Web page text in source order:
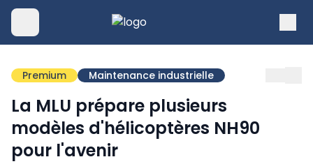
Premium Maintenance industrielle
La MLU prépare plusieurs
modèles d'hélicoptères NH90
pour l'avenir